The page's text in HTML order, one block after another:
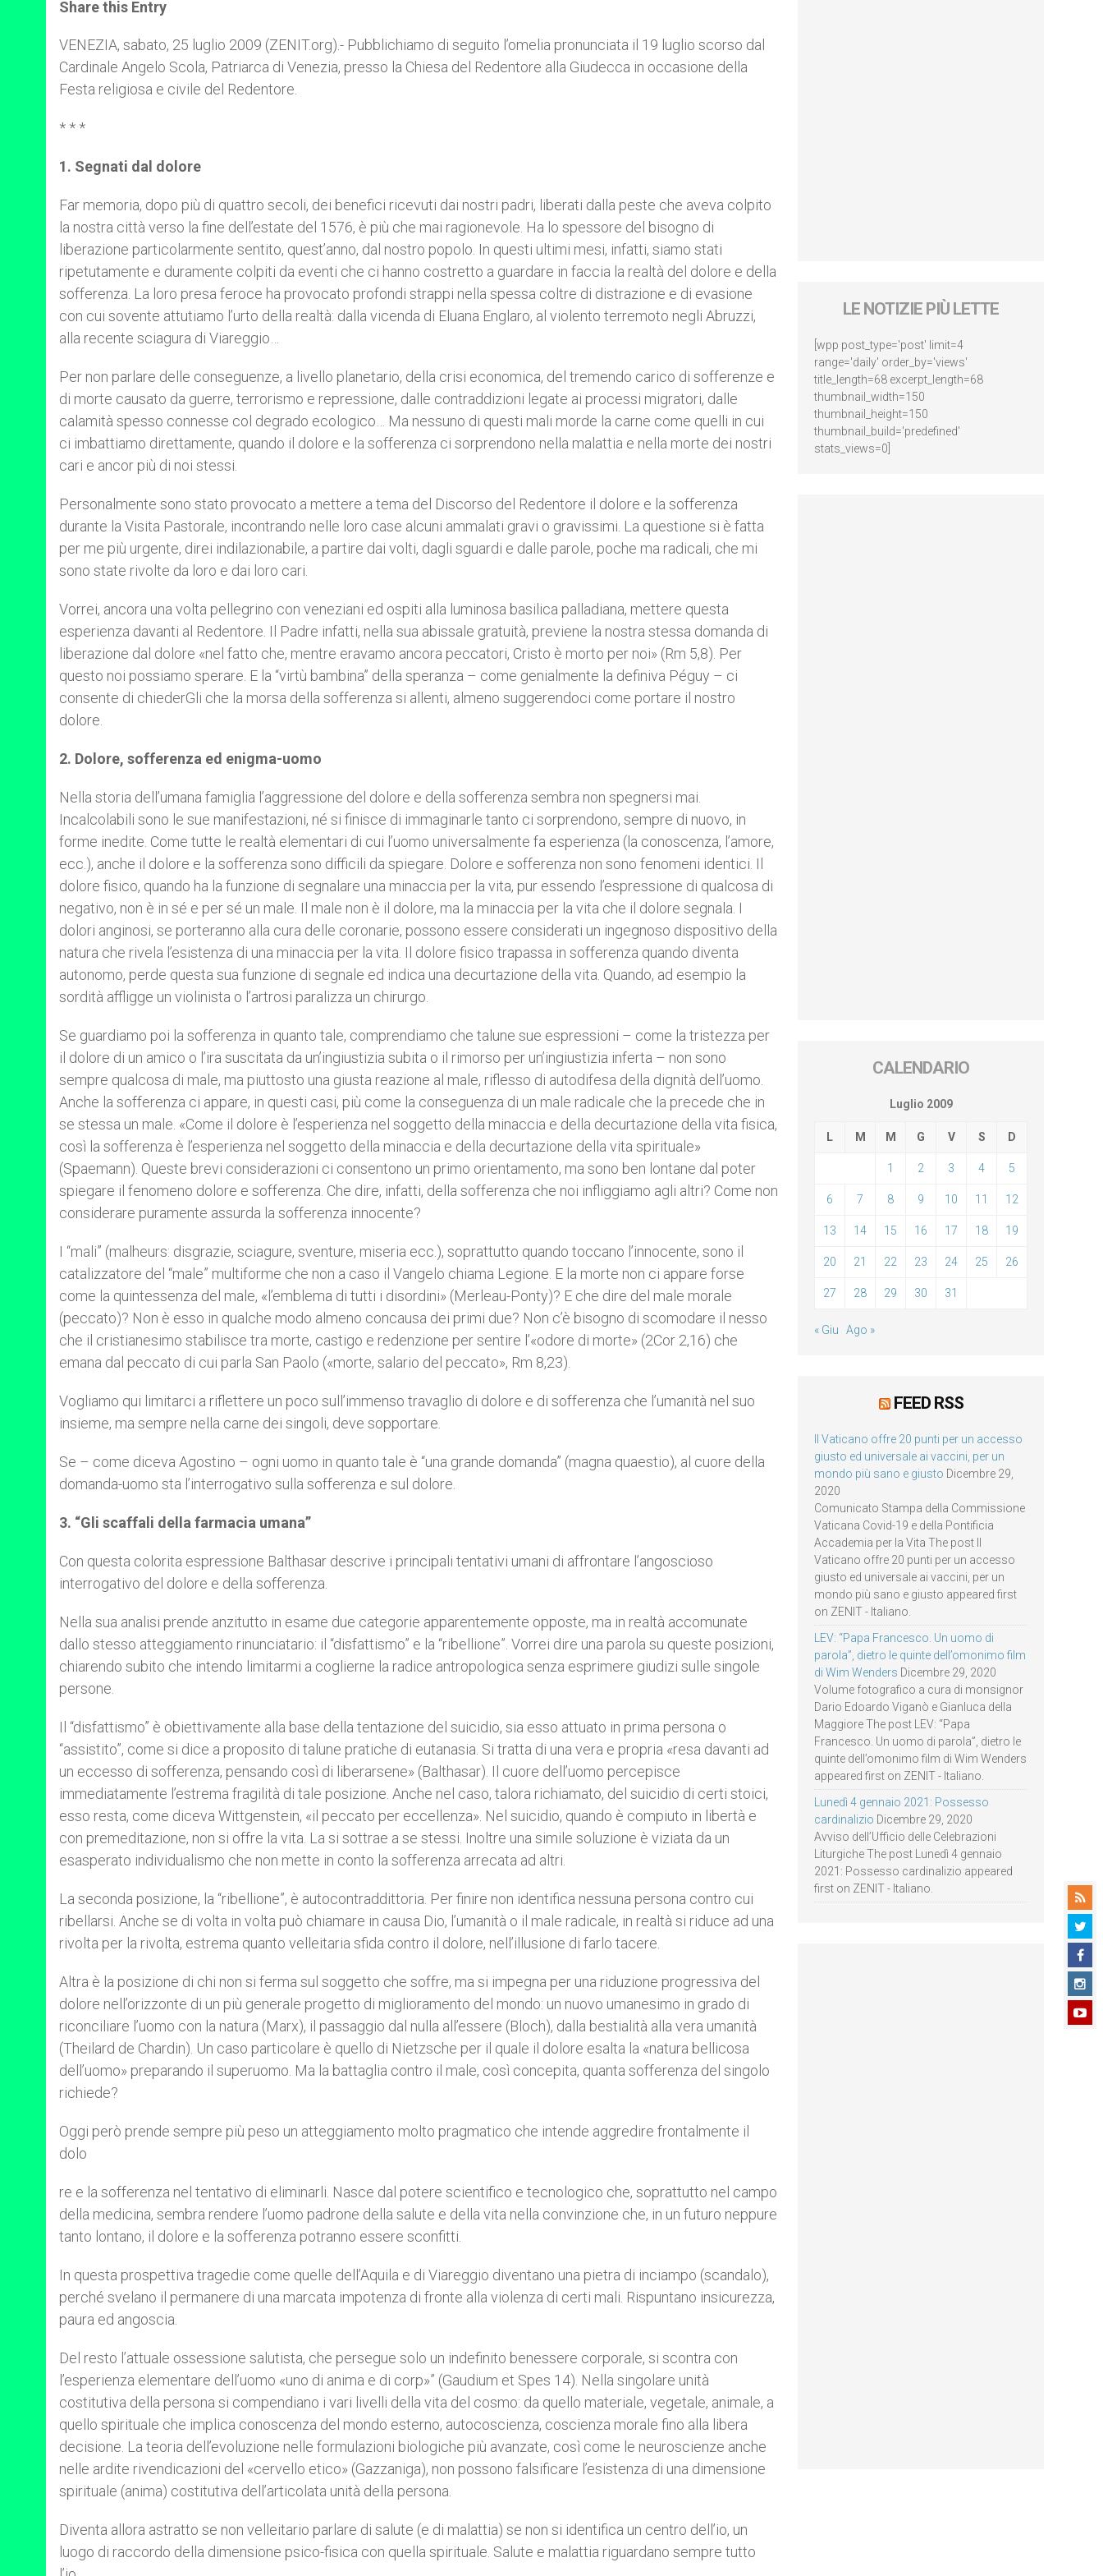
s
p
p
e
g
e
r
b
o
k
r
Share this Entry
VENEZIA, sabato, 25 luglio 2009 (ZENIT.org).- Pubblichiamo di seguito l’omelia pronunciata il 19 luglio scorso dal
Cardinale Angelo Scola, Patriarca di Venezia, presso la Chiesa del Redentore alla Giudecca in occasione della
Festa religiosa e civile del Redentore.
* * *
1. Segnati dal dolore
Far memoria, dopo più di quattro secoli, dei benefici ricevuti dai nostri padri, liberati dalla peste che aveva colpito
la nostra città verso la fine dell’estate del 1576, è più che mai ragionevole. Ha lo spessore del bisogno di
liberazione particolarmente sentito, quest’anno, dal nostro popolo. In questi ultimi mesi, infatti, siamo stati
ripetutamente e duramente colpiti da eventi che ci hanno costretto a guardare in faccia la realtà del dolore e della
sofferenza. La loro presa feroce ha provocato profondi strappi nella spessa coltre di distrazione e di evasione
con cui sovente attutiamo l’urto della realtà: dalla vicenda di Eluana Englaro, al violento terremoto negli Abruzzi,
alla recente sciagura di Viareggio…
Per non parlare delle conseguenze, a livello planetario, della crisi economica, del tremendo carico di sofferenze e
di morte causato da guerre, terrorismo e repressione, dalle contraddizioni legate ai processi migratori, dalle
calamità spesso connesse col degrado ecologico… Ma nessuno di questi mali morde la carne come quelli in cui
ci imbattiamo direttamente, quando il dolore e la sofferenza ci sorprendono nella malattia e nella morte dei nostri
cari e ancor più di noi stessi.
Personalmente sono stato provocato a mettere a tema del Discorso del Redentore il dolore e la sofferenza
durante la Visita Pastorale, incontrando nelle loro case alcuni ammalati gravi o gravissimi. La questione si è fatta
per me più urgente, direi indilazionabile, a partire dai volti, dagli sguardi e dalle parole, poche ma radicali, che mi
sono state rivolte da loro e dai loro cari.
Vorrei, ancora una volta pellegrino con veneziani ed ospiti alla luminosa basilica palladiana, mettere questa
esperienza davanti al Redentore. Il Padre infatti, nella sua abissale gratuità, previene la nostra stessa domanda di
liberazione dal dolore «nel fatto che, mentre eravamo ancora peccatori, Cristo è morto per noi» (Rm 5,8). Per
questo noi possiamo sperare. E la “virtù bambina” della speranza – come genialmente la definiva Péguy – ci
consente di chiederGli che la morsa della sofferenza si allenti, almeno suggerendoci come portare il nostro
dolore.
2. Dolore, sofferenza ed enigma-uomo
Nella storia dell’umana famiglia l’aggressione del dolore e della sofferenza sembra non spegnersi mai.
Incalcolabili sono le sue manifestazioni, né si finisce di immaginarle tanto ci sorprendono, sempre di nuovo, in
forme inedite. Come tutte le realtà elementari di cui l’uomo universalmente fa esperienza (la conoscenza, l’amore,
ecc.), anche il dolore e la sofferenza sono difficili da spiegare. Dolore e sofferenza non sono fenomeni identici. Il
dolore fisico, quando ha la funzione di segnalare una minaccia per la vita, pur essendo l’espressione di qualcosa di
negativo, non è in sé e per sé un male. Il male non è il dolore, ma la minaccia per la vita che il dolore segnala. I
dolori anginosi, se porteranno alla cura delle coronarie, possono essere considerati un ingegnoso dispositivo della
natura che rivela l’esistenza di una minaccia per la vita. Il dolore fisico trapassa in sofferenza quando diventa
autonomo, perde questa sua funzione di segnale ed indica una decurtazione della vita. Quando, ad esempio la
sordità affligge un violinista o l’artrosi paralizza un chirurgo.
Se guardiamo poi la sofferenza in quanto tale, comprendiamo che talune sue espressioni – come la tristezza per
il dolore di un amico o l’ira suscitata da un’ingiustizia subita o il rimorso per un’ingiustizia inferta – non sono
sempre qualcosa di male, ma piuttosto una giusta reazione al male, riflesso di autodifesa della dignità dell’uomo.
Anche la sofferenza ci appare, in questi casi, più come la conseguenza di un male radicale che la precede che in
se stessa un male. «Come il dolore è l’esperienza nel soggetto della minaccia e della decurtazione della vita fisica,
così la sofferenza è l’esperienza nel soggetto della minaccia e della decurtazione della vita spirituale»
(Spaemann). Queste brevi considerazioni ci consentono un primo orientamento, ma sono ben lontane dal poter
spiegare il fenomeno dolore e sofferenza. Che dire, infatti, della sofferenza che noi infliggiamo agli altri? Come non
considerare puramente assurda la sofferenza innocente?
I “mali” (malheurs: disgrazie, sciagure, sventure, miseria ecc.), soprattutto quando toccano l’innocente, sono il
catalizzatore del “male” multiforme che non a caso il Vangelo chiama Legione. E la morte non ci appare forse
come la quintessenza del male, «l’emblema di tutti i disordini» (Merleau-Ponty)? E che dire del male morale
(peccato)? Non è esso in qualche modo almeno concausa dei primi due? Non c’è bisogno di scomodare il nesso
che il cristianesimo stabilisce tra morte, castigo e redenzione per sentire l’«odore di morte» (2Cor 2,16) che
emana dal peccato di cui parla San Paolo («morte, salario del peccato», Rm 8,23).
Vogliamo qui limitarci a riflettere un poco sull’immenso travaglio di dolore e di sofferenza che l’umanità nel suo
insieme, ma sempre nella carne dei singoli, deve sopportare.
Se – come diceva Agostino – ogni uomo in quanto tale è “una grande domanda” (magna quaestio), al cuore della
domanda-uomo sta l’interrogativo sulla sofferenza e sul dolore.
3. “Gli scaffali della farmacia umana”
Con questa colorita espressione Balthasar descrive i principali tentativi umani di affrontare l’angoscioso
interrogativo del dolore e della sofferenza.
Nella sua analisi prende anzitutto in esame due categorie apparentemente opposte, ma in realtà accomunate
dallo stesso atteggiamento rinunciatario: il “disfattismo” e la “ribellione”. Vorrei dire una parola su queste posizioni,
chiarendo subito che intendo limitarmi a coglierne la radice antropologica senza esprimere giudizi sulle singole
persone.
Il “disfattismo” è obiettivamente alla base della tentazione del suicidio, sia esso attuato in prima persona o
“assistito”, come si dice a proposito di talune pratiche di eutanasia. Si tratta di una vera e propria «resa davanti ad
un eccesso di sofferenza, pensando così di liberarsene» (Balthasar). Il cuore dell’uomo percepisce
immediatamente l’estrema fragilità di tale posizione. Anche nel caso, talora richiamato, del suicidio di certi stoici,
esso resta, come diceva Wittgenstein, «il peccato per eccellenza». Nel suicidio, quando è compiuto in libertà e
con premeditazione, non si offre la vita. La si sottrae a se stessi. Inoltre una simile soluzione è viziata da un
esasperato individualismo che non mette in conto la sofferenza arrecata ad altri.
La seconda posizione, la “ribellione”, è autocontraddittoria. Per finire non identifica nessuna persona contro cui
ribellarsi. Anche se di volta in volta può chiamare in causa Dio, l’umanità o il male radicale, in realtà si riduce ad una
rivolta per la rivolta, estrema quanto velleitaria sfida contro il dolore, nell’illusione di farlo tacere.
Altra è la posizione di chi non si ferma sul soggetto che soffre, ma si impegna per una riduzione progressiva del
dolore nell’orizzonte di un più generale progetto di miglioramento del mondo: un nuovo umanesimo in grado di
riconciliare l’uomo con la natura (Marx), il passaggio dal nulla all’essere (Bloch), dalla bestialità alla vera umanità
(Theilard de Chardin). Un caso particolare è quello di Nietzsche per il quale il dolore esalta la «natura bellicosa
dell’uomo» preparando il superuomo. Ma la battaglia contro il male, così concepita, quanta sofferenza del singolo
richiede?
Oggi però prende sempre più peso un atteggiamento molto pragmatico che intende aggredire frontalmente il
dolo
re e la sofferenza nel tentativo di eliminarli. Nasce dal potere scientifico e tecnologico che, soprattutto nel campo
della medicina, sembra rendere l’uomo padrone della salute e della vita nella convinzione che, in un futuro neppure
tanto lontano, il dolore e la sofferenza potranno essere sconfitti.
In questa prospettiva tragedie come quelle dell’Aquila e di Viareggio diventano una pietra di inciampo (scandalo),
perché svelano il permanere di una marcata impotenza di fronte alla violenza di certi mali. Rispuntano insicurezza,
paura ed angoscia.
Del resto l’attuale ossessione salutista, che persegue solo un indefinito benessere corporale, si scontra con
l’esperienza elementare dell’uomo «uno di anima e di corp»” (Gaudium et Spes 14). Nella singolare unità
costitutiva della persona si compendiano i vari livelli della vita del cosmo: da quello materiale, vegetale, animale, a
quello spirituale che implica conoscenza del mondo esterno, autocoscienza, coscienza morale fino alla libera
decisione. La teoria dell’evoluzione nelle formulazioni biologiche più avanzate, così come le neuroscienze anche
nelle ardite rivendicazioni del «cervello etico» (Gazzaniga), non possono falsificare l’esistenza di una dimensione
spirituale (anima) costitutiva dell’articolata unità della persona.
Diventa allora astratto se non velleitario parlare di salute (e di malattia) se non si identifica un centro dell’io, un
luogo di raccordo della dimensione psico-fisica con quella spirituale. Salute e malattia riguardano sempre tutto
LE NOTIZIE PIÙ LETTE
[wpp post_type='post' limit=4
range='daily' order_by='views'
title_length=68 excerpt_length=68
thumbnail_width=150
thumbnail_height=150
thumbnail_build='predefined'
stats_views=0]
CALENDARIO
Luglio 2009
L M M G V S D
1 2 3 4 5
6 7 8 9 10 11 12
13 14 15 16 17 18 19
20 21 22 23 24 25 26
27 28 29 30 31
« Giu Ago »
FEED RSS
Il Vaticano offre 20 punti per un accesso
giusto ed universale ai vaccini, per un
mondo più sano e giusto Dicembre 29,
2020
Comunicato Stampa della Commissione
Vaticana Covid-19 e della Pontificia
Accademia per la Vita The post Il
Vaticano offre 20 punti per un accesso
giusto ed universale ai vaccini, per un
mondo più sano e giusto appeared first
on ZENIT - Italiano.
LEV: “Papa Francesco. Un uomo di
parola”, dietro le quinte dell’omonimo film
di Wim Wenders Dicembre 29, 2020
Volume fotografico a cura di monsignor
Dario Edoardo Viganò e Gianluca della
Maggiore The post LEV: “Papa
Francesco. Un uomo di parola”, dietro le
quinte dell’omonimo film di Wim Wenders
appeared first on ZENIT - Italiano.
Lunedì 4 gennaio 2021: Possesso
cardinalizio Dicembre 29, 2020
Avviso dell’Ufficio delle Celebrazioni
Liturgiche The post Lunedì 4 gennaio
2021: Possesso cardinalizio appeared
first on ZENIT - Italiano.